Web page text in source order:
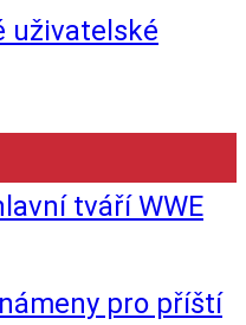
uživatelské
tváří WWE
pro příští